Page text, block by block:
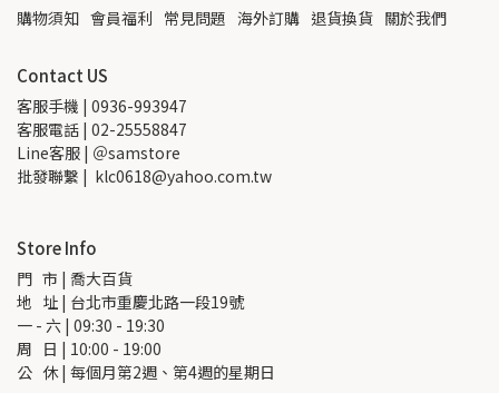
購物須知 會員福利 常見問題 海外訂購 退貨換貨 關於我們
Contact US
客服手機 | 0936-993947
客服電話 | 02-25558847
Line客服 | ＠samstore
批發聯繫 |  klc0618@yahoo.com.tw
Store Info
門   市 | 喬大百貨
地   址 | 台北市重慶北路一段19號
一 - 六 | 09:30 - 19:30
周   日 | 10:00 - 19:00
公   休 | 每個月第2週、第4週的星期日